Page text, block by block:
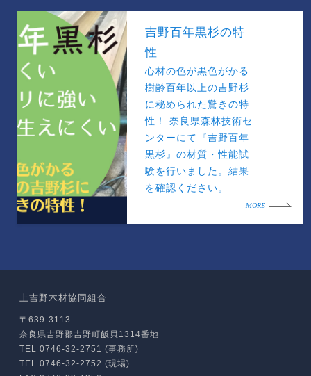
吉野百年黒杉の特
性
心材の色が黒色がかる
樹齢百年以上の吉野杉
に秘められた驚きの特
性！ 奈良県森林技術セ
ンターにて『吉野百年
黒杉』の材質・性能試
験を行いました。結果
を確認ください。
MORE
上吉野木材協同組合
〒639-3113
奈良県吉野郡吉野町飯貝1314番地
TEL 0746-32-2751 (事務所)
TEL 0746-32-2752 (現場)